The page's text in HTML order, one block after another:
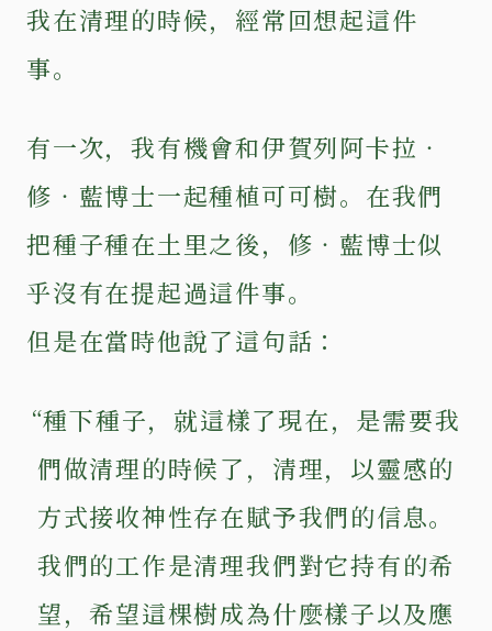
我在清理的時候，經常回想起這件
事。
有一次，我有機會和伊賀列阿卡拉‧
修‧藍博士一起種植可可樹。在我們
把種子種在土里之後，修‧藍博士似
乎沒有在提起過這件事。
但是在當時他說了這句話：
“種下種子，就這樣了現在，是需要我
們做清理的時候了，清理，以靈感的
方式接收神性存在賦予我們的信息。
我們的工作是清理我們對它持有的希
望，希望這棵樹成為什麼樣子以及應